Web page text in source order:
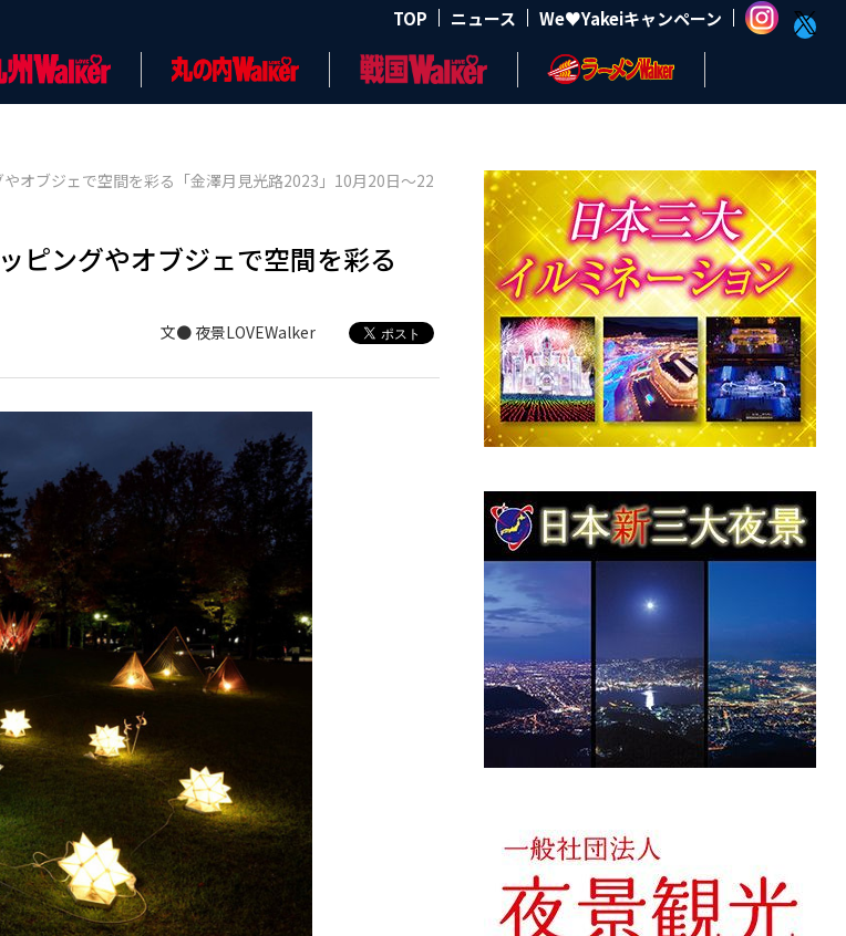
TOP ニュース We♥Yakeiキャンペーン
オブジェで空間を彩る「金澤月見光路2023」10月20日～22
ピングやオブジェで空間を彩る
文● 夜景LOVEWalker